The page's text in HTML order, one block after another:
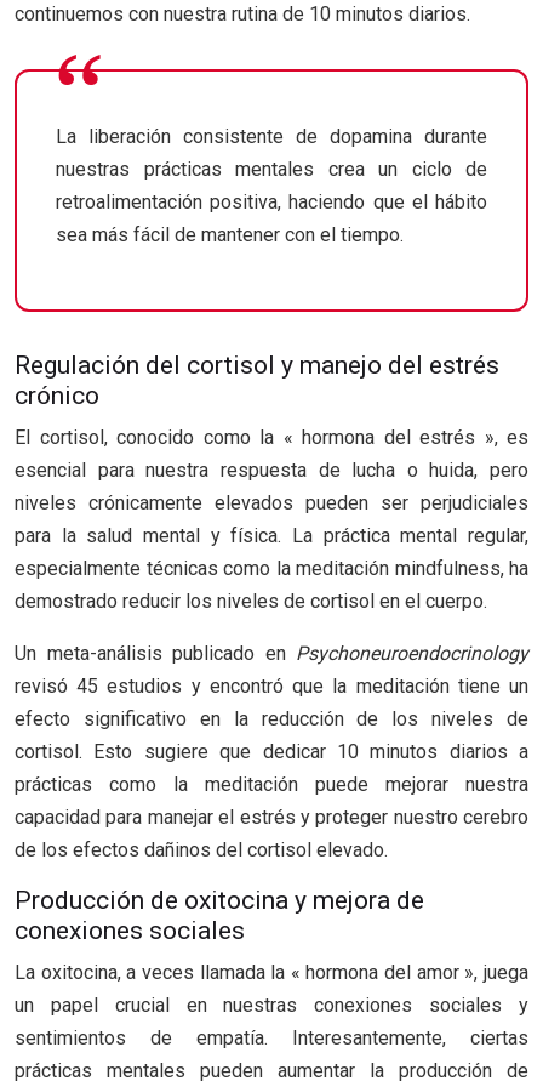
continuemos con nuestra rutina de 10 minutos diarios.
La liberación consistente de dopamina durante
nuestras prácticas mentales crea un ciclo de
retroalimentación positiva, haciendo que el hábito
sea más fácil de mantener con el tiempo.
Regulación del cortisol y manejo del estrés
crónico
El cortisol, conocido como la « hormona del estrés », es
esencial para nuestra respuesta de lucha o huida, pero
niveles crónicamente elevados pueden ser perjudiciales
para la salud mental y física. La práctica mental regular,
especialmente técnicas como la meditación mindfulness, ha
demostrado reducir los niveles de cortisol en el cuerpo.
Un meta-análisis publicado en Psychoneuroendocrinology
revisó 45 estudios y encontró que la meditación tiene un
efecto significativo en la reducción de los niveles de
cortisol. Esto sugiere que dedicar 10 minutos diarios a
prácticas como la meditación puede mejorar nuestra
capacidad para manejar el estrés y proteger nuestro cerebro
de los efectos dañinos del cortisol elevado.
Producción de oxitocina y mejora de
conexiones sociales
La oxitocina, a veces llamada la « hormona del amor », juega
un papel crucial en nuestras conexiones sociales y
sentimientos de empatía. Interesantemente, ciertas
prácticas mentales pueden aumentar la producción de